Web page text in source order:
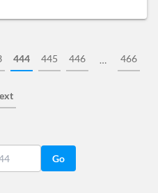
444 445 446 … 466
Go